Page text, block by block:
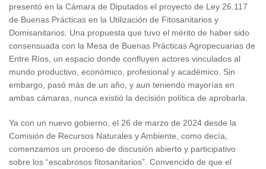
presentó en la Cámara de Diputados el proyecto de Ley 26.117
de Buenas Prácticas en la Utilización de Fitosanitarios y
Domisanitarios. Una propuesta que tuvo el mérito de haber sido
consensuada con la Mesa de Buenas Prácticas Agropecuarias de
Entre Ríos, un espacio donde confluyen actores vinculados al
mundo productivo, económico, profesional y académico. Sin
embargo, pasó más de un año, y aun teniendo mayorías en
ambas cámaras, nunca existió la decisión política de aprobarla.
Ya con un nuevo gobierno, el 26 de marzo de 2024 desde la
Comisión de Recursos Naturales y Ambiente, como decía,
comenzamos un proceso de discusión abierto y participativo
sobre los “escabrosos fitosanitarios”. Convencido de que el